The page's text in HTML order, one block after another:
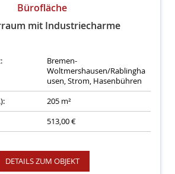
Bürofläche
mit Industriecharme
Bremen-
Woltmershausen/Rablingha
usen, Strom, Hasenbühren
205 m²
513,00 €
DETAILS ZUM OBJEKT